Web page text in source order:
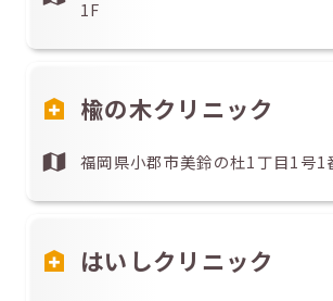
1F
楡の木クリニック
福岡県小郡市美鈴の杜1丁目1号1
はいしクリニック